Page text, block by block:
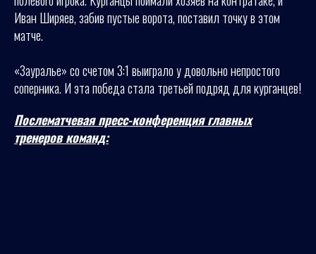
Иван Ширяев, забив пустые ворота, поставил точку в этом
матче.
«Зауралье» со счетом 3:1 выиграло у довольно непростого
соперника. И эта победа стала третьей подряд для курганцев!
Послематчевая пресс-конференция главных
тренеров команд: